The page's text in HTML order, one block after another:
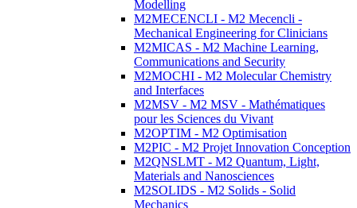
Modelling
M2MECENCLI - M2 Mecencli -
Mechanical Engineering for Clinicians
M2MICAS - M2 Machine Learning,
Communications and Security
M2MOCHI - M2 Molecular Chemistry
and Interfaces
M2MSV - M2 MSV - Mathématiques
pour les Sciences du Vivant
M2OPTIM - M2 Optimisation
M2PIC - M2 Projet Innovation Conception
M2QNSLMT - M2 Quantum, Light,
Materials and Nanosciences
M2SOLIDS - M2 Solids - Solid
Mechanics